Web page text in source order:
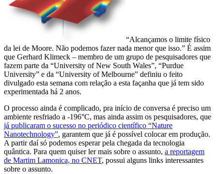
“Alcançamos o limite físico
da lei de Moore. Não podemos fazer nada menor que isso.” É assim
que Gerhard Klimeck – membro de um grupo de pesquisadores que
fazem parte da “University of New South Wales”, “Purdue
University” e da “University of Melbourne” definiu o feito
divulgado esta semana com relação a esta façanha que já tem sido
experimentada há 2 anos.
O processo ainda é complicado, pra início de conversa é preciso um
ambiente resfriado a -196°C, mas ainda assim os pesquisadores, que
já publicaram o sucesso no periódico científico “Nature
Nanotechnology”, garantem que já é possível colocar em produção.
A partir daí só podemos esperar pela chegada da tecnologia
quântica. Para quem quiser ler mais sobre o assunto, a reportagem
de Martim Lamonica, no CNET, possui alguns links interessantes
sobre o assunto.